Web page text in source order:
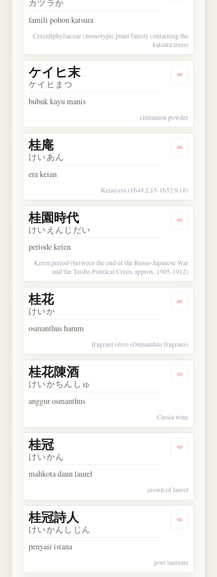
カツラか
famili pohon katsura
Cercidiphyllaceae (monotypic plant family containing the
katsura trees)
Dengarkan
ケイヒ末
ケイヒまつ
bubuk kayu manis
cinnamon powder
Dengarkan
桂庵
けいあん
era keian
Keian era (1648.2.15-1652.9.18)
Dengarkan
桂園時代
けいえんじだい
periode keien
Keien period (between the end of the Russo-Japanese War
and the Taisho Political Crisis, approx. 1905-1912)
Dengarkan
桂花
けいか
osmanthus harum
fragrant olive (Osmanthus fragrans)
Dengarkan
桂花陳酒
けいかちんしゅ
anggur osmanthus
Cassia wine
Dengarkan
桂冠
けいかん
mahkota daun laurel
crown of laurel
Dengarkan
桂冠詩人
けいかんしじん
penyair istana
poet laureate